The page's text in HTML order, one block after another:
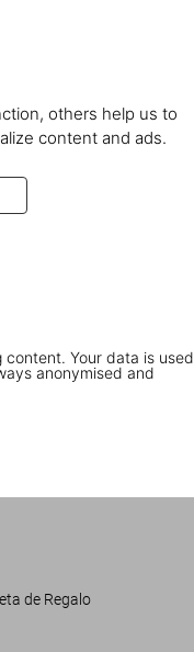
others help us to
content and ads.
Your data is used
anonymised and
de Regalo